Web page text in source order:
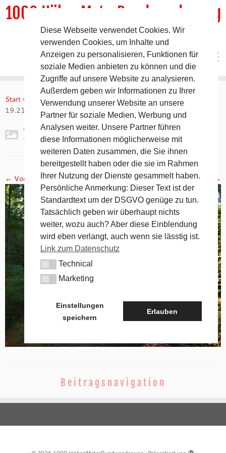
Inhalt
springen
1000 HöhenMeterRundwanderweg
DER Rundwanderweg um Pommelsbrunn
Start » RoutenImpressionen August 2015 » 2015-08-31
19.21.57
2015-08-31 19.21.57
← Vorheriges Nächstes →
Beitragsnavigation
Diese Webseite verwendet Cookies. Wir
verwenden Cookies, um Inhalte und
Anzeigen zu personalisieren, Funktionen für
soziale Medien anbieten zu können und die
Zugriffe auf unsere Website zu analysieren.
Außerdem geben wir Informationen zu Ihrer
Verwendung unserer Website an unsere
Partner für soziale Medien, Werbung und
Analysen weiter. Unsere Partner führen
diese Informationen möglicherweise mit
weiteren Daten zusammen, die Sie ihnen
bereitgestellt haben oder die sie im Rahmen
Ihrer Nutzung der Dienste gesammelt haben.
Persönliche Anmerkung: Dieser Text ist der
Standardtext um der DSGVO genüge zu tun.
Tatsächlich geben wir überhaupt nichts
weiter, wozu auch? Aber diese Einblendung
wird eben verlangt, auch wenn sie lässtig ist.
Link zum Datenschutz
TechnicalTechnical
MarketingMarketing
Einstellungen
speichern
Erlauben